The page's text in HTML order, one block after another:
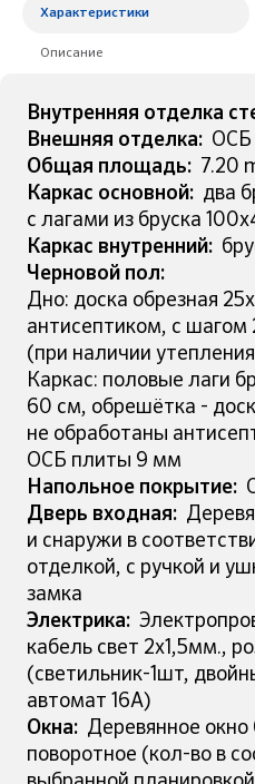
Характеристики
Описание
Внутренняя отделка
Внешняя отделка: ОСБ
Общая площадь: 7.20
Каркас основной: два
с лагами из бруска
Каркас внутренний:
Черновой пол:
Дно: доска обрезная
антисептиком, с шагом
(при наличии
Каркас: половые лаги
60 см, обрешётка -
не обработаны
ОСБ плиты 9 мм
Напольное покрытие:
Дверь входная:
и снаружи в
отделкой, с ручкой и
замка
Электрика:
кабель свет 2х1,5мм.,
(светильник-1шт,
автомат 16А)
Окна: Деревянное
поворотное (кол-во в